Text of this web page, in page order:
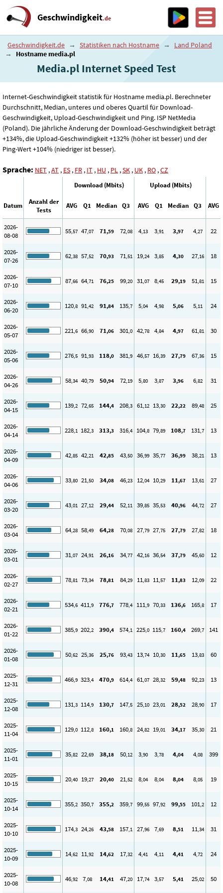
Geschwindigkeit.de
Geschwindigkeit.de → Statistiken nach Hostname →
Land Poland
→
Hostname media.pl
Media.pl Internet Speed ​​Test
Internet-Geschwindigkeit statistik für Hostname media.pl. Berechneter
Durchschnitt, Median, unteres und oberes Quartil für Download-
Geschwindigkeit, Upload-Geschwindigkeit und Ping. ISP NetMedia
(Poland). Die jährliche Änderung der Download-Geschwindigkeit beträgt
+134%, die Upload-Geschwindigkeit +132% (höher ist besser) und der
Ping-Wert +104% (niedriger ist besser).
Sprache: NET ,AT , ES , FR , IT , HU , PL ,SK , UK , RO ,CZ
Download (Mbits) Upload (Mbits)
Datum
Anzahl der
Tests
AVG Q1 Median Q3 AVG Q1 Median Q3 AVG
2026-
08-08
55,57 47,07 71,59 72,08 4,13 3,91 3,97 4,27 22
2026-
07-26
62,38 57,52 70,93 71,51 19,24 3,85 4,30 27,16 18
2026-
07-10
87,66 64,71 76,25 99,20 31,07 8,45 29,19 51,81 15
2026-
06-20
120,8 91,42 91,84 135,7 5,04 4,98 5,06 5,11 24
2026-
05-07
221,6 66,90 71,06 301,0 42,78 4,84 4,97 61,81 30
2026-
05-06
276,5 91,93 118,0 381,9 46,57 16,39 27,79 67,36 15
2026-
04-26
58,34 40,79 50,94 72,19 5,80 3,87 3,96 6,82 31
2026-
04-15
139,2 72,65 144,4 208,3 61,12 13,30 22,22 89,48 25
2026-
04-14
228,1 182,3 313,3 316,4 104,8 79,89 108,7 131,7 13
2026-
04-09
42,85 42,21 42,85 43,50 36,99 35,77 36,99 38,21 13
2026-
04-06
33,80 21,50 34,08 46,23 12,04 10,29 11,67 13,61 27
2026-
03-20
43,01 27,12 29,44 52,11 39,85 35,53 40,96 44,72 27
2026-
03-04
64,28 58,49 64,28 70,08 27,79 27,75 27,79 27,82 18
2026-
03-01
31,07 24,91 26,16 34,77 42,16 36,54 37,79 45,60 12
2026-
02-27
78,81 73,34 78,81 84,29 11,83 11,57 11,83 12,09 22
2026-
02-21
534,6 411,9 776,7 778,4 111,9 70,33 136,6 165,8 17
2026-
01-22
385,9 202,2 390,4 574,1 225,0 115,7 160,4 269,7 141
2026-
01-08
50,62 25,36 25,76 93,43 13,74 10,30 11,65 13,83 60
2025-
12-31
466,9 323,4 470,9 614,4 61,07 28,32 59,48 92,23 13
2025-
12-08
131,3 114,9 130,7 147,5 25,10 23,01 28,52 28,90 17
2025-
11-04
129,0 112,8 160,1 160,8 24,82 19,01 34,17 35,30 21
2025-
11-01
35,82 22,69 38,18 50,12 3,90 3,78 4,04 4,08 399
2025-
10-15
20,40 19,27 20,40 21,52 8,04 8,04 8,04 8,05 19
2025-
10-14
355,2 350,7 355,2 359,7 99,55 97,92 99,55 101,2 12
2025-
10-10
174,3 24,26 43,58 157,1 27,96 7,69 8,51 11,34 31
2025-
10-09
14,62 11,92 14,62 17,32 4,41 4,11 4,41 4,72 24
2025-
10-08
46,92 7,08 14,41 47,20 17,74 3,57 5,41 25,02 50